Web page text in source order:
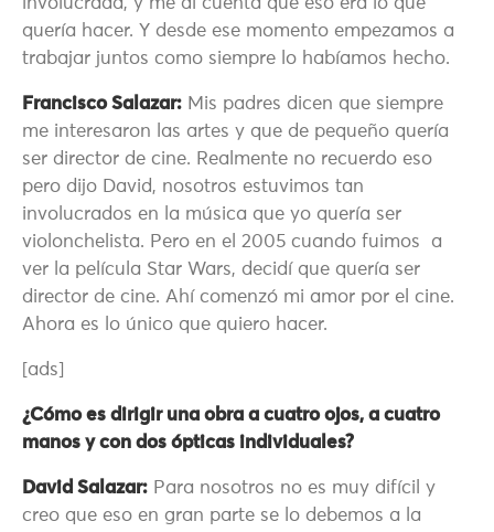
quería hacer. Y desde ese momento empezamos a
trabajar juntos como siempre lo habíamos hecho.
Francisco Salazar: Mis padres dicen que siempre
me interesaron las artes y que de pequeño quería
ser director de cine. Realmente no recuerdo eso
pero dijo David, nosotros estuvimos tan
involucrados en la música que yo quería ser
violonchelista. Pero en el 2005 cuando fuimos a
ver la película Star Wars, decidí que quería ser
director de cine. Ahí comenzó mi amor por el cine.
Ahora es lo único que quiero hacer.
[ads]
¿Cómo es dirigir una obra a cuatro ojos, a cuatro
manos y con dos ópticas individuales?
David Salazar: Para nosotros no es muy difícil y
creo que eso en gran parte se lo debemos a la